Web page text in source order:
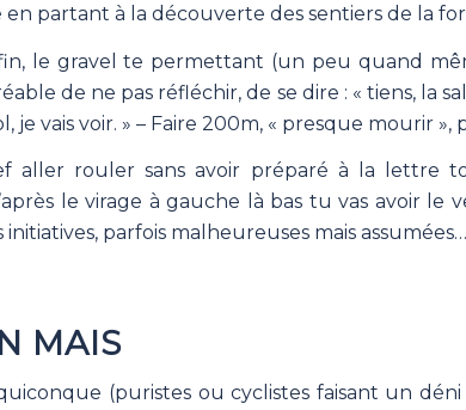
en partant à la découverte des sentiers de la
le gravel te permettant (un peu quand
de ne pas réfléchir, de se dire : « tiens, la
je vais voir. » – Faire 200m, « presque mourir
aller rouler sans avoir préparé à la lettre
le virage à gauche là bas tu vas avoir
initiatives, parfois malheureuses mais
MAIS
(puristes ou cyclistes faisant un